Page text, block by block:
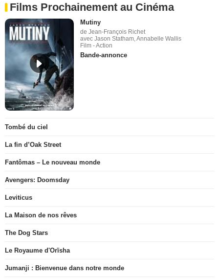
Films Prochainement au Cinéma
Mutiny
de Jean-François Richet
avec Jason Statham, Annabelle Wallis
Film - Action
Bande-annonce
Tombé du ciel
La fin d’Oak Street
Fantômas – Le nouveau monde
Avengers: Doomsday
Leviticus
La Maison de nos rêves
The Dog Stars
Le Royaume d'Orïsha
Jumanji : Bienvenue dans notre monde